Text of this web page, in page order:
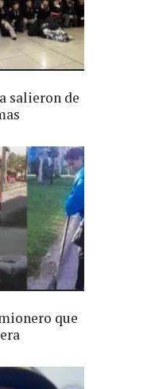
salieron de
que